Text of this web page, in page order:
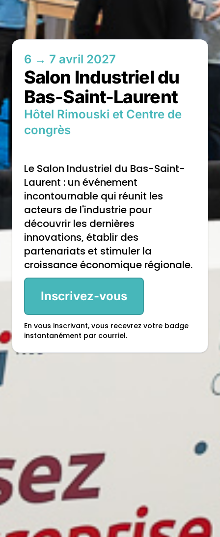
6 → 7 avril 2027
Salon Industriel du
Bas-Saint-Laurent
Hôtel Rimouski et Centre de
congrès
Le Salon Industriel du Bas-Saint-
Laurent : un événement
incontournable qui réunit les
acteurs de l'industrie pour
découvrir les dernières
innovations, établir des
partenariats et stimuler la
croissance économique régionale.
Inscrivez-vous
En vous inscrivant, vous recevrez votre badge
instantanément par courriel.